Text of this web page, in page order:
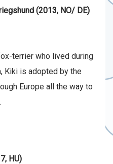
(2013, NO/ DE)
terrier who lived during
Kiki is adopted by the
Europe all the way to
HU)